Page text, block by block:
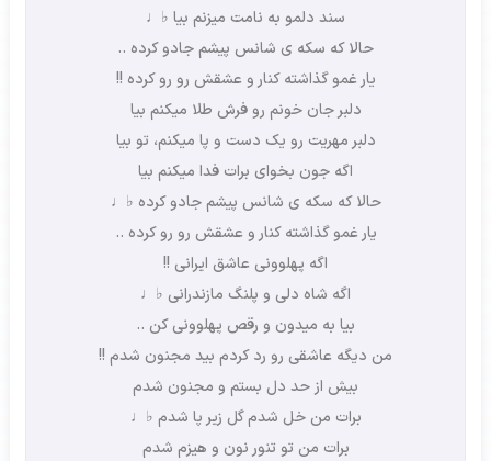
سند دلمو به نامت میزنم بیا ♭♩
حالا که سکه ی شانس پیشم جادو کرده ..
یار غمو گذاشته کنار و عشقش رو رو کرده !!
دلبر جان خونم رو فرش طلا میکنم بیا
دلبر مهریت رو یک دست و پا میکنم، تو بیا
اگه جون بخوای برات فدا میکنم بیا
حالا که سکه ی شانس پیشم جادو کرده ♭♩
یار غمو گذاشته کنار و عشقش رو رو کرده ..
اگه پهلوونی عاشق ایرانی !!
اگه شاه دلی و پلنگ مازندرانی ♭♩
بیا به میدون و رقص پهلوونی کن ..
من دیگه عاشقی رو رد کردم بید مجنون شدم !!
بیش از حد دل بستم و مجنون شدم
برات من خل شدم گل زیر پا شدم ♭♩
برات من تو تنور نون و هیزم شدم